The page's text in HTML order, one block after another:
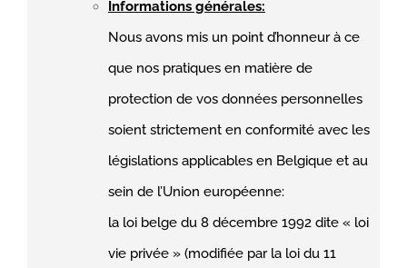
Informations générales:
Nous avons mis un point d’honneur à ce
que nos pratiques en matière de
protection de vos données personnelles
soient strictement en conformité avec les
législations applicables en Belgique et au
sein de l’Union européenne:
la loi belge du 8 décembre 1992 dite « loi
vie privée » (modifiée par la loi du 11